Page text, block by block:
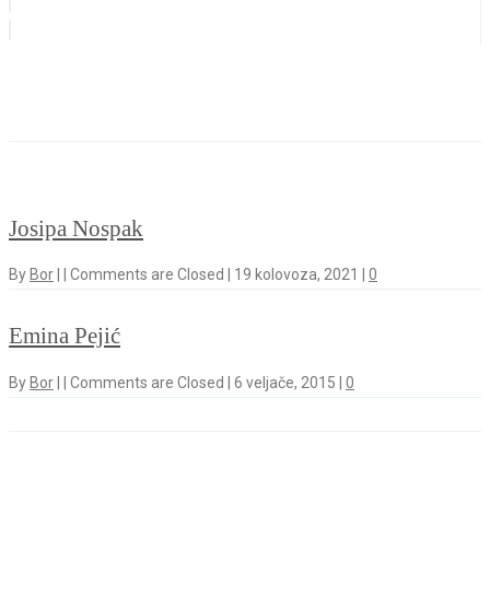
Josipa Nospak
By Bor Comments are Closed 19 kolovoza, 2021 0
Emina Pejić
By Bor Comments are Closed 6 veljače, 2015 0